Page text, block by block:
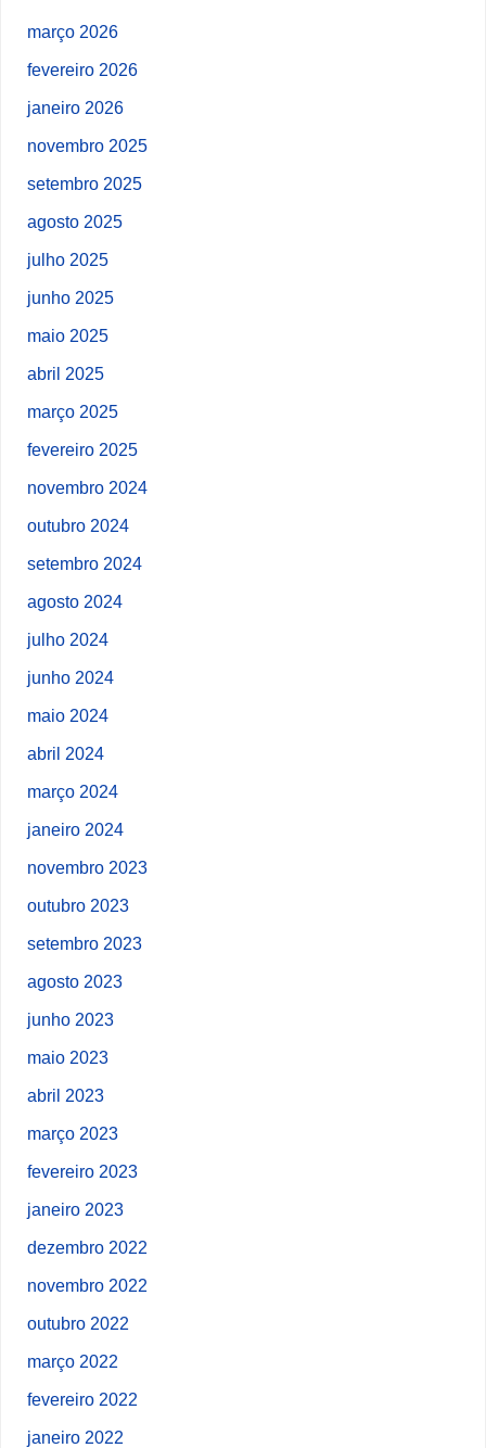
março 2026
fevereiro 2026
janeiro 2026
novembro 2025
setembro 2025
agosto 2025
julho 2025
junho 2025
maio 2025
abril 2025
março 2025
fevereiro 2025
novembro 2024
outubro 2024
setembro 2024
agosto 2024
julho 2024
junho 2024
maio 2024
abril 2024
março 2024
janeiro 2024
novembro 2023
outubro 2023
setembro 2023
agosto 2023
junho 2023
maio 2023
abril 2023
março 2023
fevereiro 2023
janeiro 2023
dezembro 2022
novembro 2022
outubro 2022
março 2022
fevereiro 2022
janeiro 2022